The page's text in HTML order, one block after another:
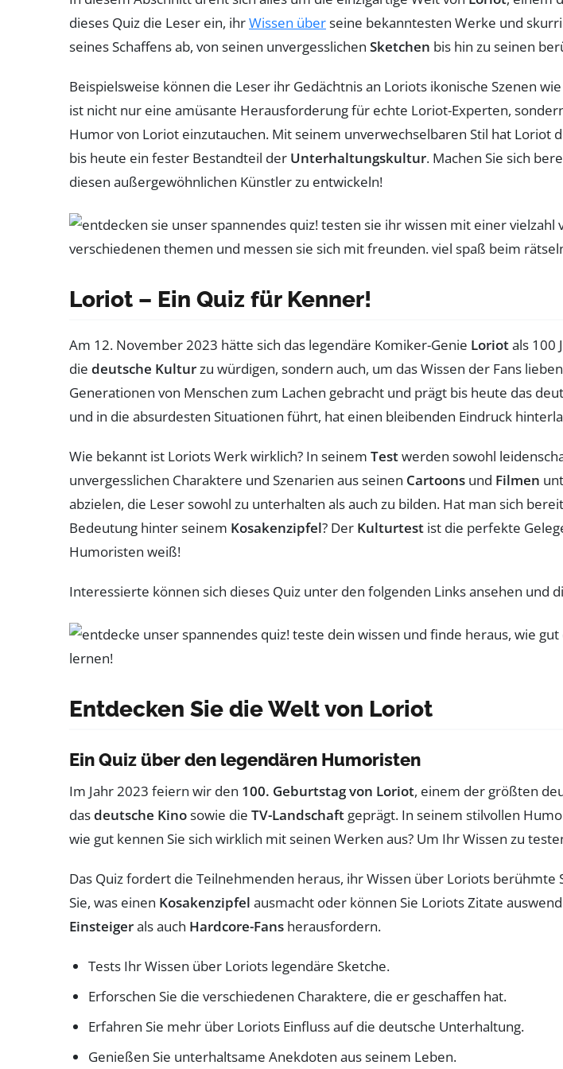
dieses Quiz die Leser ein, ihrWissen überseine bekanntesten Werke und
seines Schaffens ab, von seinen unvergesslichen Sketchen bis hin zu seinen
Beispielsweise können die Leser ihr Gedächtnis an Loriots ikonische Szenen
ist nicht nur eine amüsante Herausforderung für echte Loriot-Experten,
Humor von Loriot einzutauchen. Mit seinem unverwechselbaren Stil hat Loriot
bis heute ein fester Bestandteil der Unterhaltungskultur. Machen Sie sich
diesen außergewöhnlichen Künstler zu entwickeln!
Loriot – Ein Quiz für Kenner!
Am 12. November 2023 hätte sich das legendäre Komiker-Genie Loriotals 100
die deutsche Kulturzu würdigen, sondern auch, um das Wissen der Fans
Generationen von Menschen zum Lachen gebracht und prägt bis heute das
und in die absurdesten Situationen führt, hat einen bleibenden Eindruck
Wie bekannt ist Loriots Werk wirklich? In seinem Testwerden sowohl
unvergesslichen Charaktere und Szenarien aus seinen Cartoons und Filmen
abzielen, die Leser sowohl zu unterhalten als auch zu bilden. Hat man sich
Bedeutung hinter seinem Kosakenzipfel? Der Kulturtest ist die perfekte
Humoristen weiß!
Interessierte können sich dieses Quiz unter den folgenden Links ansehen und
Entdecken Sie die Welt von Loriot
Ein Quiz über den legendären Humoristen
Im Jahr 2023 feiern wir den 100. Geburtstag von Loriot, einem der größten
dasdeutsche Kinosowie die TV-Landschaft geprägt. In seinem stilvollen
wie gut kennen Sie sich wirklich mit seinen Werken aus? Um Ihr Wissen zu
Das Quiz fordert die Teilnehmenden heraus, ihr Wissen über Loriots
Sie, was einen Kosakenzipfel ausmacht oder können Sie Loriots Zitate
Einsteigerals auch Hardcore-Fans herausfordern.
Tests Ihr Wissen über Loriots legendäre Sketche.
Erforschen Sie die verschiedenen Charaktere, die er geschaffen hat.
Erfahren Sie mehr über Loriots Einfluss auf die deutsche Unterhaltung.
Genießen Sie unterhaltsame Anekdoten aus seinem Leben.